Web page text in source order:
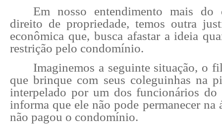
Em nosso entendimento mais do
direito de propriedade, temos outra
econômica que, busca afastar a ideia
restrição pelo condomínio.
Imaginemos a seguinte situação, o
que brinque com seus coleguinhas na
interpelado por um dos funcionários
informa que ele não pode permanecer na
não pagou o condomínio.